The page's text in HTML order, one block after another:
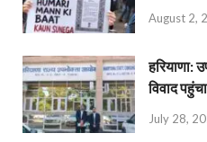
August 2,
हरियाणा:
विवाद
July 28,